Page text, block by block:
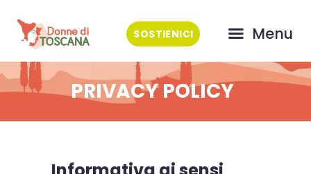
Menu
SOSTIENICI
PRIVACY POLICY
COSA FACCIAMO
EVENTI
GALLERY
CONTATTI